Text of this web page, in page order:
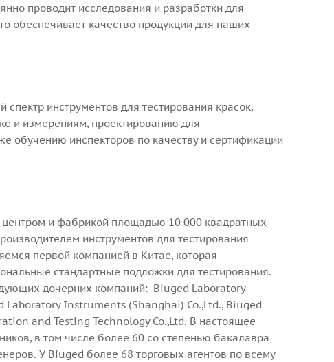
проводит исследования и разработки для
обеспечивает качество продукции для наших
инструментов для тестирования красок,
и измерениям, проектированию для
обучению инспекторов по качеству и сертификации
центром и фабрикой площадью 10 000 квадратных
инструментов для тестирования
первой компанией в Китае, которая
стандартные подложки для тестирования.
дочерних компаний: Biuged Laboratory
Laboratory Instruments (Shanghai) Co.,Ltd., Biuged
and Testing Technology Co.,Ltd. В настоящее
в том числе более 60 со степенью бакалавра
У Biuged более 68 торговых агентов по всему